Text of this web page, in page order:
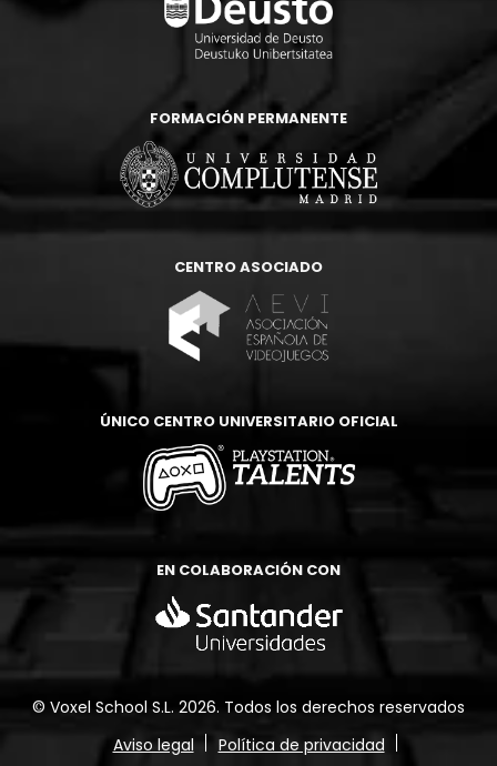
FORMACIÓN PERMANENTE
CENTRO ASOCIADO
ÚNICO CENTRO UNIVERSITARIO OFICIAL
EN COLABORACIÓN CON
© Voxel School S.L. 2026. Todos los derechos reservados
Aviso legal
Política de privacidad